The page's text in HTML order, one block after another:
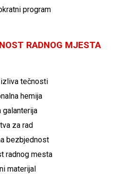
program
RADNOG MJESTA
tečnosti
hemija
galanterija
za rad
bezbjednost
radnog mesta
materijal